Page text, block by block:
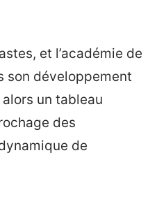
et l’académie de
son développement
un tableau
des
de